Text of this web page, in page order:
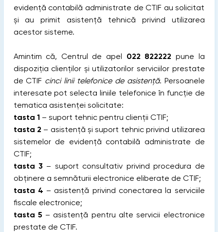
evidență contabilă administrate de CTIF au solicitat
și au primit asistență tehnică privind utilizarea
acestor sisteme.
Amintim că, Centrul de apel 022 822222 pune la
dispoziția clienților și utilizatorilor serviciilor prestate
de CTIF cinci linii telefonice de asistență. Persoanele
interesate pot selecta liniile telefonice în funcție de
tematica asistenței solicitate:
tasta 1 – suport tehnic pentru clienții CTIF;
tasta 2 – asistență și suport tehnic privind utilizarea
sistemelor de evidență contabilă administrate de
CTIF;
tasta 3 – suport consultativ privind procedura de
obținere a semnăturii electronice eliberate de CTIF;
tasta 4 – asistență privind conectarea la serviciile
fiscale electronice;
tasta 5 – asistență pentru alte servicii electronice
prestate de CTIF.